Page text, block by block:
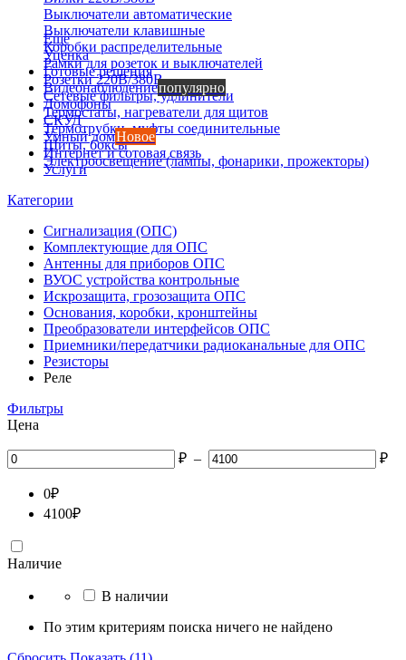
Выключатели автоматические
Выключатели клавишные
Коробки распределительные
Рамки для розеток и выключателей
Розетки 220В/380В
Сетевые фильтры, удлинители
Термостаты, нагреватели для щитов
Термотрубки, муфты соединительные
Щиты, боксы
Электроосвещение (лампы, фонарики, прожекторы)
Еще
Уценка
Готовые решения
Видеонаблюдениепопулярно
Домофоны
СКУД
Умный домНовое
Интернет и сотовая связь
Услуги
Категории
Сигнализация (ОПС)
Комплектующие для ОПС
Антенны для приборов ОПС
ВУОС устройства контрольные
Искрозащита, грозозащита ОПС
Основания, коробки, кронштейны
Преобразователи интерфейсов ОПС
Приемники/передатчики радиоканальные для ОПС
Резисторы
Реле
Фильтры
Цена
₽ – ₽
0₽
4100₽
Наличие
В наличии
По этим критериям поиска ничего не найдено